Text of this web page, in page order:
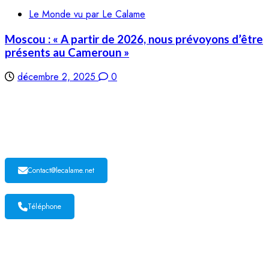
Le Monde vu par Le Calame
Moscou : « A partir de 2026, nous prévoyons d’être
présents au Cameroun »
décembre 2, 2025 0
Contact@lecalame.net
Téléphone